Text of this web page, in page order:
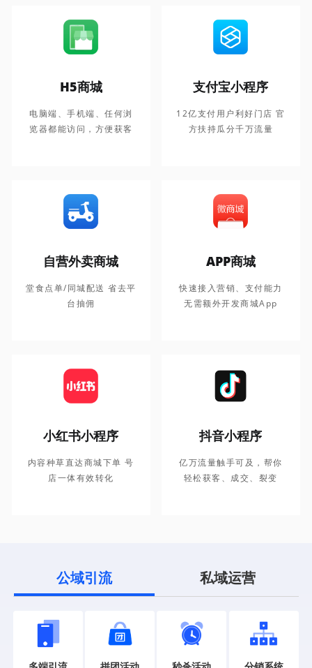
H5商城
电脑端、手机端、任何浏
览器都能访问，方便获客
支付宝小程序
12亿支付用户利好门店 官
方扶持瓜分千万流量
自营外卖商城
堂食点单/同城配送 省去平
台抽佣
APP商城
快速接入营销、支付能力
无需额外开发商城App
小红书小程序
内容种草直达商城下单 号
店一体有效转化
抖音小程序
亿万流量触手可及，帮你
轻松获客、成交、裂变
公域引流 私域运营